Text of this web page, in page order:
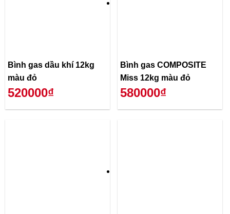
Bình gas dầu khí 12kg
màu đỏ
520000₫
Bình gas COMPOSITE
Miss 12kg màu đỏ
580000₫